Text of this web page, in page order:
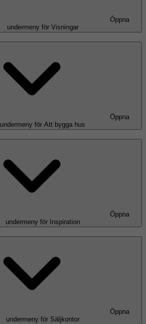
Öppna
undermeny för Visningar
Öppna
undermeny för Att bygga hus
Öppna
undermeny för Inspiration
Öppna
undermeny för Säljkontor